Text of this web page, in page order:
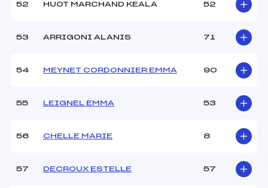
52 HUOT MARCHAND KEALA 52
53 ARRIGONI ALANIS 71
54 MEYNET CORDONNIER EMMA 90
55 LEIGNEL EMMA 53
56 CHELLE MARIE 8
57 DECROUX ESTELLE 57